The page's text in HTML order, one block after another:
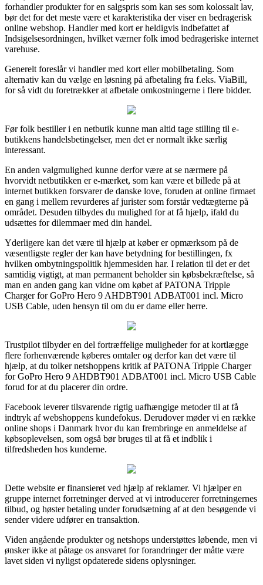
forhandler produkter for en salgspris som kan ses som kolossalt lav,
bør det for det meste være et karakteristika der viser en bedragerisk
online webshop. Handler med kort er heldigvis indbefattet af
Indsigelsesordningen, hvilket værner folk imod bedrageriske internet
varehuse.
Generelt foreslår vi handler med kort eller mobilbetaling. Som
alternativ kan du vælge en løsning på afbetaling fra f.eks. ViaBill,
for så vidt du foretrækker at afbetale omkostningerne i flere bidder.
Før folk bestiller i en netbutik kunne man altid tage stilling til e-
butikkens handelsbetingelser, men det er normalt ikke særlig
interessant.
En anden valgmulighed kunne derfor være at se nærmere på
hvorvidt netbutikken er e-mærket, som kan være et billede på at
internet butikken forsvarer de danske love, foruden at online firmaet
en gang i mellem revurderes af jurister som forstår vedtægterne på
området. Desuden tilbydes du mulighed for at få hjælp, ifald du
udsættes for dilemmaer med din handel.
Yderligere kan det være til hjælp at køber er opmærksom på de
væsentligste regler der kan have betydning for bestillingen, fx
hvilken ombytningspolitik hjemmesiden har. I relation til det er det
samtidig vigtigt, at man permanent beholder sin købsbekræftelse, så
man en anden gang kan vidne om købet af PATONA Tripple
Charger for GoPro Hero 9 AHDBT901 ADBAT001 incl. Micro
USB Cable, uden hensyn til om du er dame eller herre.
Trustpilot tilbyder en del fortræffelige muligheder for at kortlægge
flere forhenværende køberes omtaler og derfor kan det være til
hjælp, at du tolker netshoppens kritik af PATONA Tripple Charger
for GoPro Hero 9 AHDBT901 ADBAT001 incl. Micro USB Cable
forud for at du placerer din ordre.
Facebook leverer tilsvarende rigtig uafhængige metoder til at få
indtryk af webshoppens kundefokus. Derudover møder vi en række
online shops i Danmark hvor du kan frembringe en anmeldelse af
købsoplevelsen, som også bør bruges til at få et indblik i
tilfredsheden hos kunderne.
Dette website er finansieret ved hjælp af reklamer. Vi hjælper en
gruppe internet forretninger derved at vi introducerer forretningernes
tilbud, og høster betaling under forudsætning af at den besøgende vi
sender videre udfører en transaktion.
Viden angående produkter og netshops understøttes løbende, men vi
ønsker ikke at påtage os ansvaret for forandringer der måtte være
lavet siden vi nyligst opdaterede sidens oplysninger.